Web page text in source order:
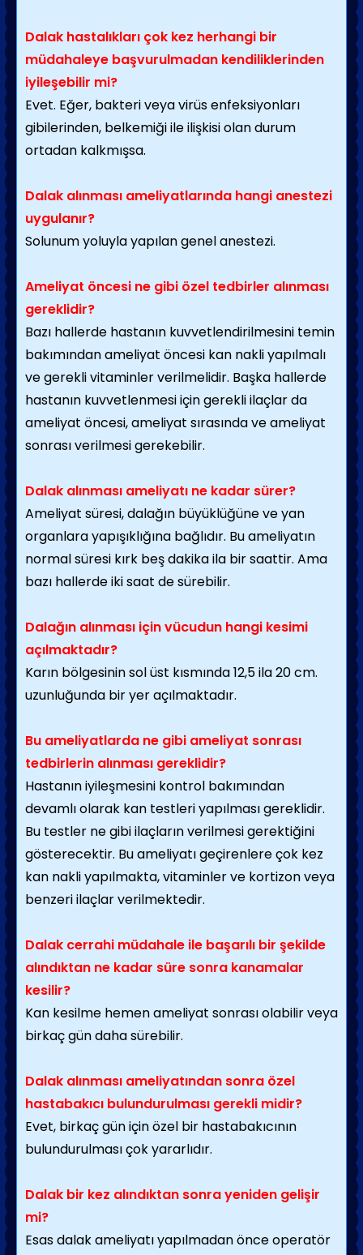
Dalak hastalıkları çok kez herhangi bir
müdahaleye başvurulmadan kendiliklerinden
iyileşebilir mi?
Evet. Eğer, bakteri veya virüs enfeksiyonları
gibilerinden, belkemiği ile ilişkisi olan durum
ortadan kalkmışsa.
Dalak alınması ameliyatlarında hangi anestezi
uygulanır?
Solunum yoluyla yapılan genel anestezi.
Ameliyat öncesi ne gibi özel tedbirler alınması
gereklidir?
Bazı hallerde hastanın kuvvetlendirilmesini temin
bakımından ameliyat öncesi kan nakli yapılmalı
ve gerekli vitaminler verilmelidir. Başka hallerde
hastanın kuvvetlenmesi için gerekli ilaçlar da
ameliyat öncesi, ameliyat sırasında ve ameliyat
sonrası verilmesi gerekebilir.
Dalak alınması ameliyatı ne kadar sürer?
Ameliyat süresi, dalağın büyüklüğüne ve yan
organlara yapışıklığına bağlıdır. Bu ameliyatın
normal süresi kırk beş dakika ila bir saattir. Ama
bazı hallerde iki saat de sürebilir.
Dalağın alınması için vücudun hangi kesimi
açılmaktadır?
Karın bölgesinin sol üst kısmında 12,5 ila 20 cm.
uzunluğunda bir yer açılmaktadır.
Bu ameliyatlarda ne gibi ameliyat sonrası
tedbirlerin alınması gereklidir?
Hastanın iyileşmesini kontrol bakımından
devamlı olarak kan testleri yapılması gereklidir.
Bu testler ne gibi ilaçların verilmesi gerektiğini
gösterecektir. Bu ameliyatı geçirenlere çok kez
kan nakli yapılmakta, vitaminler ve kortizon veya
benzeri ilaçlar verilmektedir.
Dalak cerrahi müdahale ile başarılı bir şekilde
alındıktan ne kadar süre sonra kanamalar
kesilir?
Kan kesilme hemen ameliyat sonrası olabilir veya
birkaç gün daha sürebilir.
Dalak alınması ameliyatından sonra özel
hastabakıcı bulundurulması gerekli midir?
Evet, birkaç gün için özel bir hastabakıcının
bulundurulması çok yararlıdır.
Dalak bir kez alındıktan sonra yeniden gelişir
mi?
Esas dalak ameliyatı yapılmadan önce operatör